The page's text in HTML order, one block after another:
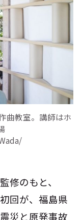
曲教室。講師はホ
修のもと、
回が、福島県
災と原発事故